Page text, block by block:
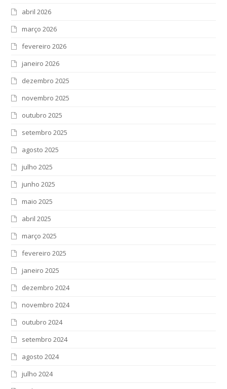
abril 2026
março 2026
fevereiro 2026
janeiro 2026
dezembro 2025
novembro 2025
outubro 2025
setembro 2025
agosto 2025
julho 2025
junho 2025
maio 2025
abril 2025
março 2025
fevereiro 2025
janeiro 2025
dezembro 2024
novembro 2024
outubro 2024
setembro 2024
agosto 2024
julho 2024